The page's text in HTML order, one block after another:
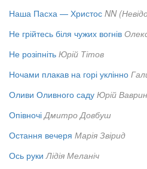
Наша Пасха — Христос NN
Не грійтесь біля чужих вогнів
Не розіпніть Юрій Тітов
Ночами плакав на горі уклінно
Оливи Оливного саду Юрій
Опівночі Дмитро Довбуш
Остання вечеря Марія Звірид
Ось руки Лідія Меланіч